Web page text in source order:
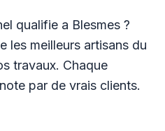
qualifie a Blesmes ?
les meilleurs artisans du
travaux. Chaque
par de vrais clients.